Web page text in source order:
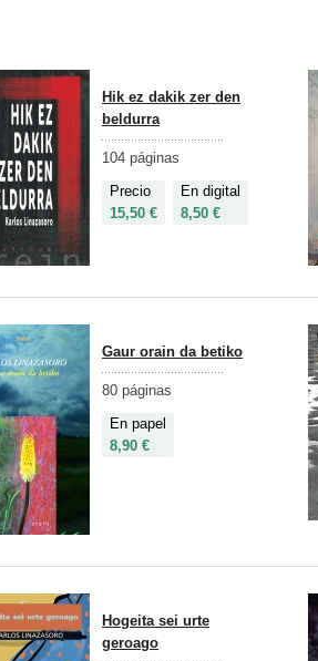
Hik ez dakik zer den
beldurra
104 páginas
Precio
15,50 €
En digital
8,50 €
Gaur orain da betiko
80 páginas
En papel
8,90 €
Hogeita sei urte
geroago